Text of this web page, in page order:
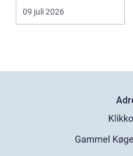
en...
09 juli 2026